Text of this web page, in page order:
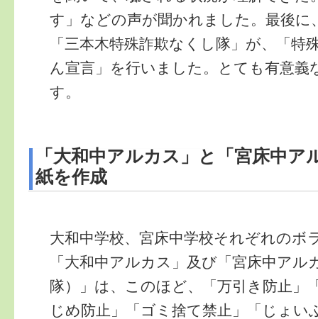
す」などの声が聞かれました。最後に
「三本木特殊詐欺なくし隊」が、「特
ん宣言」を行いました。とても有意義
す。
「大和中アルカス」と「宮床中ア
紙を作成
大和中学校、宮床中学校それぞれのボ
「大和中アルカス」及び「宮床中アル
隊）」は、このほど、「万引き防止」
じめ防止」「ゴミ捨て禁止」「じょい